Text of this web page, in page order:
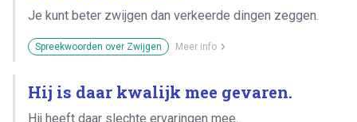
Je kunt beter zwijgen dan verkeerde dingen zeggen.
Spreekwoorden over Zwijgen Meer info
Hij is daar kwalijk mee gevaren.
Hij heeft daar slechte ervaringen mee.